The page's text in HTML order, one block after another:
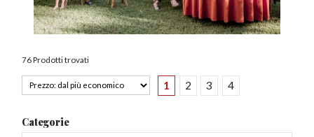
76 Prodotti trovati
1 2 3 4
Categorie